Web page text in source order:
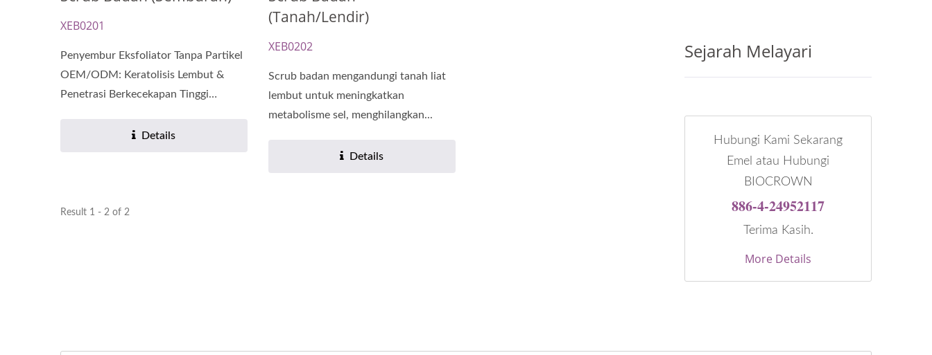
XEB0201
Penyembur Eksfoliator Tanpa Partikel
OEM/ODM: Keratolisis Lembut &
Penetrasi Berkecekapan Tinggi
Details
(Tanah/Lendir)
XEB0202
Scrub badan mengandungi tanah liat
lembut untuk meningkatkan
metabolisme sel, menghilangkan...
Details
Result 1 - 2 of 2
Sejarah Melayari
Hubungi Kami Sekarang
Emel atau Hubungi
BIOCROWN
886-4-24952117
Terima Kasih.
More Details